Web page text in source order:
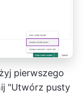
pierwszego
"Utwórz pusty